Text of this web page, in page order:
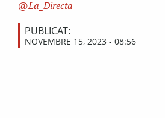
La_Directa
PUBLICAT:
NOVEMBRE 15, 2023 - 08:56